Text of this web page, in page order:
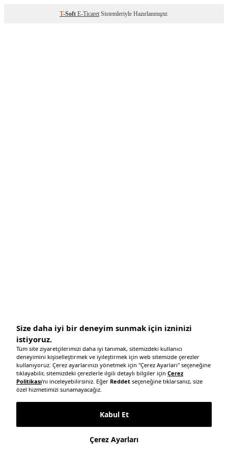
T-Soft E-Ticaret Sistemleriyle Hazırlanmıştır.